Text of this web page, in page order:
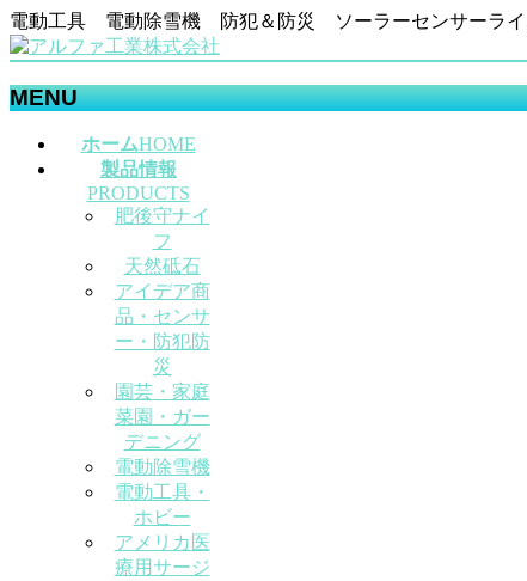
電動工具 電動除雪機 防犯＆防災 ソーラーセンサーラ
MENU
ホームHOME
製品情報
PRODUCTS
肥後守ナイ
フ
天然砥石
アイデア商
品・センサ
ー・防犯防
災
園芸・家庭
菜園・ガー
デニング
電動除雪機
電動工具・
ホビー
アメリカ医
療用サージ